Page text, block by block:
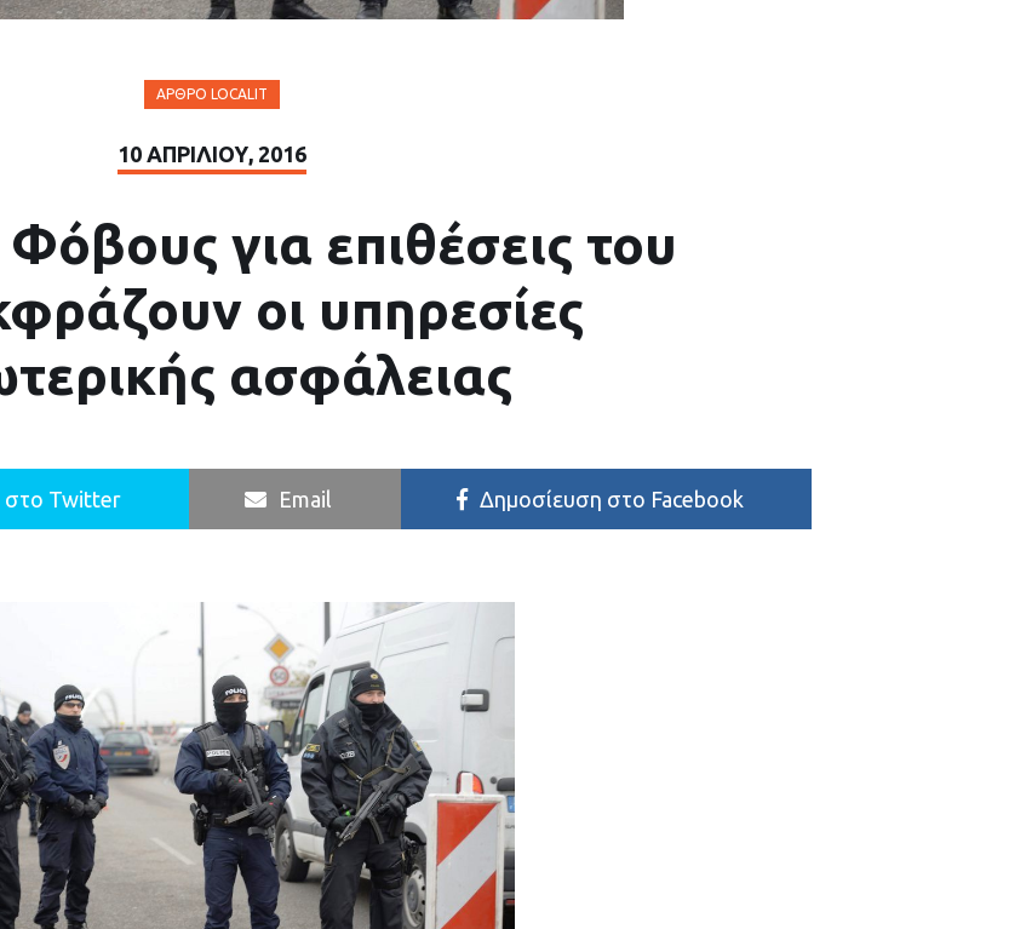
ΆΡΘΡΟ LOCALIT
10 ΑΠΡΙΛΊΟΥ, 2016
για επιθέσεις του
οι υπηρεσίες
ασφάλειας
στο Twitter Email Δημοσίευση στο Facebook